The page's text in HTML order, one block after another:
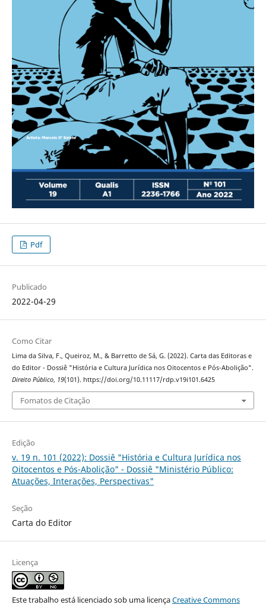
Pdf
Publicado
2022-04-29
Como Citar
Lima da Silva, F., Queiroz, M., & Barretto de Sá, G. (2022). Carta das Editoras e
do Editor - Dossiê "História e Cultura Jurídica nos Oitocentos e Pós-Abolição".
Direito Público, 19(101). https://doi.org/10.11117/rdp.v19i101.6425
Fomatos de Citação
Edição
v. 19 n. 101 (2022): Dossiê "História e Cultura Jurídica nos
Oitocentos e Pós-Abolição" - Dossiê "Ministério Público:
Atuações, Interações, Perspectivas"
Seção
Carta do Editor
Licença
Este trabalho está licenciado sob uma licençaCreative Commons